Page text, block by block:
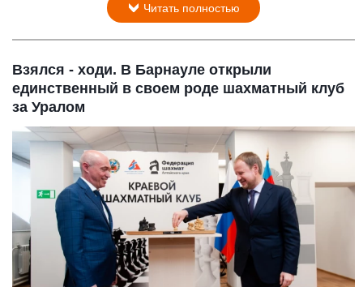
Читать полностью
Взялся - ходи. В Барнауле открыли
единственный в своем роде шахматный клуб
за Уралом